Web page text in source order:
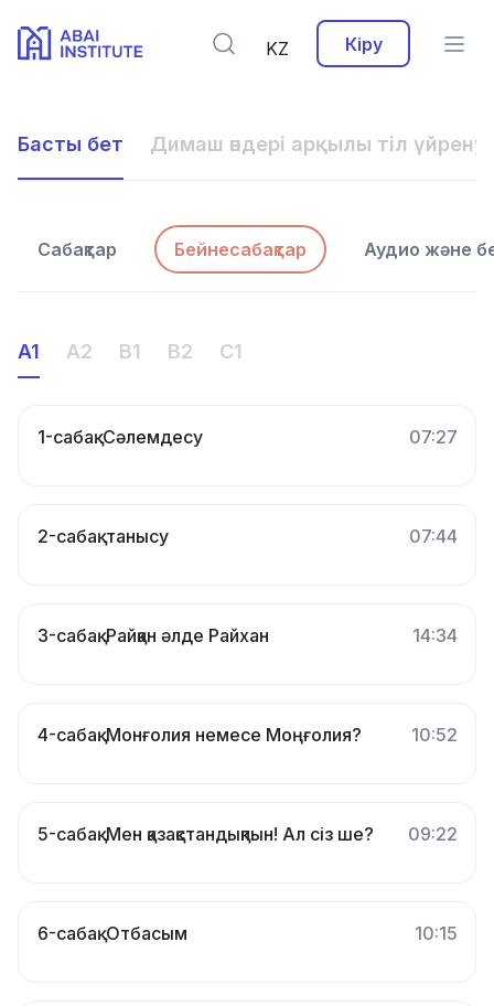
KZ Кіру
Басты бет Димаш әндері арқылы тіл үйрену
Сабақтар Бейнесабақтар Аудио және
A1 A2 B1 B2 C1
1-сабақ. Сәлемдесу 07:27
2-сабақ. танысу 07:44
3-сабақ. Райқан әлде Райхан 14:34
4-сабақ. Монғолия немесе Моңғолия? 10:52
5-сабақ. Мен қазақстандықпын! Ал сіз ше? 09:22
6-сабақ. Отбасым 10:15